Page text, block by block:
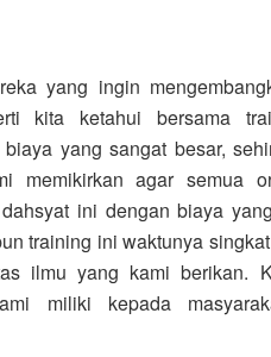
yang ingin
kita ketahui bersama
yang sangat besar,
memikirkan agar semua
ini dengan biaya
training ini waktunya
ilmu yang kami berikan.
miliki kepada